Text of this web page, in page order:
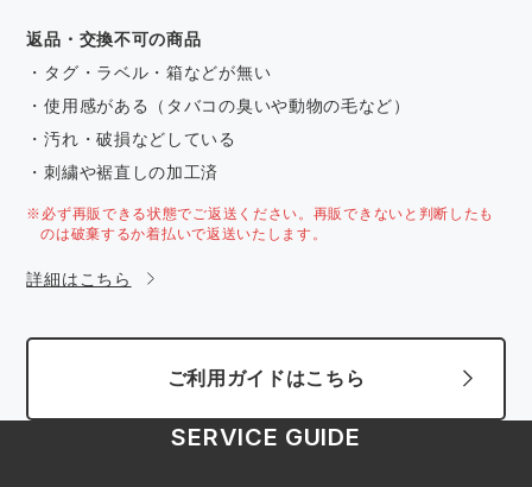
返品・交換不可の商品
・タグ・ラベル・箱などが無い
・使用感がある（タバコの臭いや動物の毛など）
・汚れ・破損などしている
・刺繍や裾直しの加工済
※必ず再販できる状態でご返送ください。再販できないと判断したも
のは破棄するか着払いで返送いたします。
詳細はこちら
ご利用ガイドはこちら
SERVICE GUIDE